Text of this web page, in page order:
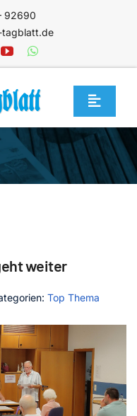
92690
tagblatt.de
Toggle
weiter
Top Thema